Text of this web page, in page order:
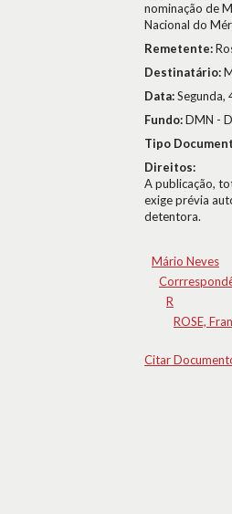
nominação de
Nacional do
Remetente:
Destinatário:
Data:Segunda,
Fundo:DMN -
Tipo
Direitos:
A publicação,
exige prévia
detentora.
Mário Neves
R
ROSE,
Citar